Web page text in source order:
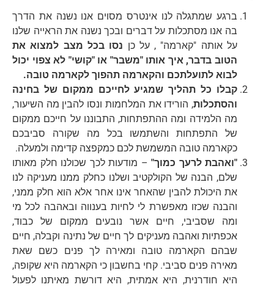
ברגע שמתגלה לנו אינטרס מסוים אנו נשנה את הדרך
בה אנו מסתכלות על דברים ובכך נשנה את הראייה שלנו
על אותה "קארמה" , על כן נסו בכל מצב למצוא את
הטוב בדבר, איך אותו "משבר" או "קושי" לא צפוי יכול
לבוא לתועלתכם והקארמה תהפוך לקארמה טובה.
קבלו כל תהליך שמגיע לחייכם ממקום של בחינה
והסתכלות, הורידו את המלחמות ונסו להבין מה השיעור,
מה הלמידה ומה ההתפתחות, התבוננו על חייכם ממקום
של התפתחות והשתמשו בכל מה שקורה סביבכם
כקארמה טובה המשמשת לכם כמקפצה קדימה ולמעלה.
"ואהבת לרעך כמוך" – מודעות לכך שכולנו חלק מאותו
שלם, הבנה של הקולקטיב ושלנו כחלק ממנו מעניקה לנו
את היכולת להבין שהאחר אינו אחר אלא הוא חלק ממני,
והבנה שכזו מאפשרת לי לחיות בענווה ובאהבה לכל מי
ומה שסביבי, חיים אשר נובעים ממקום של כבוד,
אכפתיות ואהבה מעניקים לך חיים של נתינה וקבלה, חיים
שבהם הקארמה טובה ומאירה לך פנים כשם שאת
מאירה פנים סביבי. קחי בחשבון כי הקארמה היא שקופה,
היא חודרנית, היא אמתית, היא דורשת מאיתנו לפעול